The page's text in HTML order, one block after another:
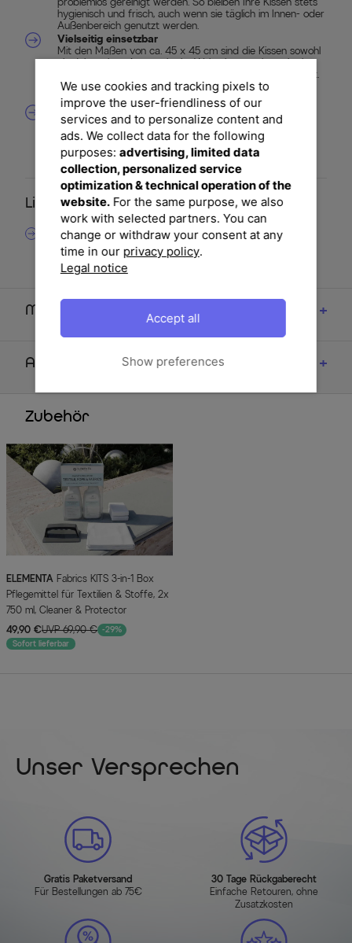
hygienisch und frisch, auch wenn sie täglich im Innen- oder
Außenbereich genutzt werden.
Vielseitig einsetzbar
Mit den Maßen von ca. 45 x 45 cm sind die Kissen sowohl
als dekoratives Accessoire im Wohnzimmer als auch als
komfortable Ergänzung auf Gartenmöbeln ideal geeignet.
Sie lassen sich flexibel kombinieren und werten jede
Sitzgelegenheit auf.
Attraktives Premium-Set
Im praktischen 2er-Set geliefert, erhalten Sie gleich zwei
aufeinander abgestimmte Dekokissen. Das kräftige Rot
setzt stilvolle Akzente und sorgt sowohl drinnen als auch
draußen für ein harmonisches, modernes Ambiente.
Lieferumfang
2x OUTFLEXX Tampere Dekokissen, rot, 100%
Polyacryl, ca. 45 x 45 cm
Maße
Artikelmerkmale & Materialien
Zubehör
ELEMENTA
Pflegemittel für Textilien & Stoffe, 2x
750 ml, Cleaner & Protector
49,90 €UVP 69,90 € -29%
Sofort lieferbar
Unser Versprechen
Gratis Paketversand
Für Bestellungen ab 75€
30 Tage Rückgaberecht
Einfache Retouren, ohne
Zusatzkosten
We use cookies and tracking pixels to
improve the user-friendliness of our
services and to personalize content and
ads. We collect data for the following
purposes: advertising, limited data
collection, personalized service
optimization & technical operation of the
website.For the same purpose, we also
work with selected partners. You can
change or withdraw your consent at any
time in our privacy policy.
Legal notice
Show preferences
Accept all